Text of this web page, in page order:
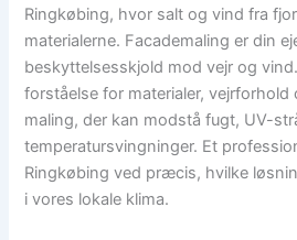
Ringkøbing, hvor salt og vind fra
materialerne. Facademaling er din
beskyttelsesskjold mod vejr og
forståelse for materialer,
maling, der kan modstå fugt, UV-
temperatursvingninger. Et
Ringkøbing ved præcis, hvilke
i vores lokale klima.